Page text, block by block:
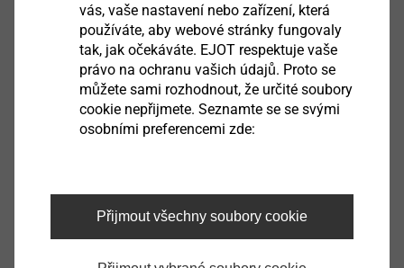
Sada se skládá z:ejothermSTR-tool 2GS,
přídavných řezných plechů, klíče imbus a
šroubovacích nástavců pro všechny případy
použití
Ke stažení
Produktový list.pdf 858 KB
Upozornění: Výrobky ETICS jsou k dispozici
vás, vaše nastavení nebo zařízení, která
používáte, aby webové stránky fungovaly
tak, jak očekáváte. EJOT respektuje vaše
právo na ochranu vašich údajů. Proto se
můžete sami rozhodnout, že určité soubory
cookie nepřijmete. Seznamte se se svými
osobními preferencemi zde:
Přijmout všechny soubory cookie